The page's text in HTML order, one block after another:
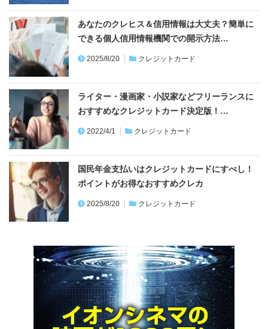
あなたのクレヒス＆信用情報は大丈夫？簡単に
できる個人信用情報機関での開示方法…
2025/8/20 クレジットカード
ライター・漫画家・小説家などフリーランスに
おすすめなクレジットカード決定版！…
2022/4/1 クレジットカード
国民年金支払いはクレジットカードにすべし！
ポイントがお得なおすすめクレカ
2025/8/20 クレジットカード